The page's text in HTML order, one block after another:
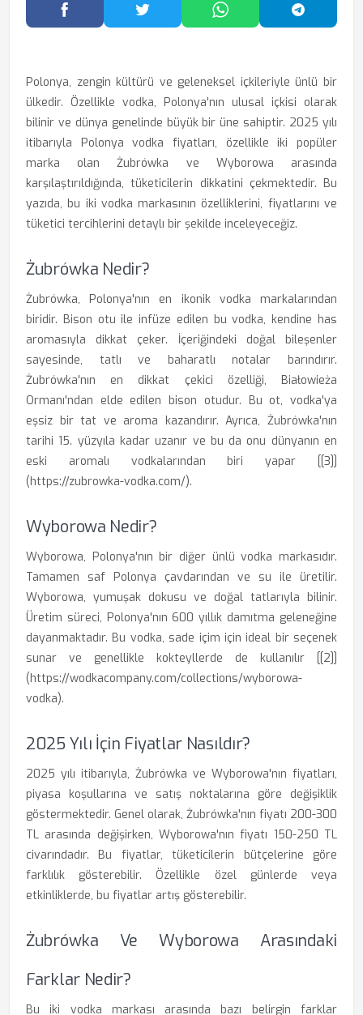
Facebook'ta PaylaşTwitter'da PaylaşWhatsApp'ta Paylaş
Polonya, zengin kültürü ve geleneksel içkileriyle ünlü bir
ülkedir. Özellikle vodka, Polonya'nın ulusal içkisi olarak
bilinir ve dünya genelinde büyük bir üne sahiptir. 2025 yılı
itibarıyla Polonya vodka fiyatları, özellikle iki popüler
marka olan Żubrówka ve Wyborowa arasında
karşılaştırıldığında, tüketicilerin dikkatini çekmektedir. Bu
yazıda, bu iki vodka markasının özelliklerini, fiyatlarını ve
tüketici tercihlerini detaylı bir şekilde inceleyeceğiz.
Żubrówka Nedir?
Żubrówka, Polonya'nın en ikonik vodka markalarından
biridir. Bison otu ile infüze edilen bu vodka, kendine has
aromasıyla dikkat çeker. İçeriğindeki doğal bileşenler
sayesinde, tatlı ve baharatlı notalar barındırır.
Żubrówka'nın en dikkat çekici özelliği, Białowieża
Ormanı'ndan elde edilen bison otudur. Bu ot, vodka'ya
eşsiz bir tat ve aroma kazandırır. Ayrıca, Żubrówka'nın
tarihi 15. yüzyıla kadar uzanır ve bu da onu dünyanın en
eski aromalı vodkalarından biri yapar [[3]]
(https://zubrowka-vodka.com/).
Wyborowa Nedir?
Wyborowa, Polonya'nın bir diğer ünlü vodka markasıdır.
Tamamen saf Polonya çavdarından ve su ile üretilir.
Wyborowa, yumuşak dokusu ve doğal tatlarıyla bilinir.
Üretim süreci, Polonya'nın 600 yıllık damıtma geleneğine
dayanmaktadır. Bu vodka, sade içim için ideal bir seçenek
sunar ve genellikle kokteyllerde de kullanılır [[2]]
(https://wodkacompany.com/collections/wyborowa-
vodka).
2025 Yılı İçin Fiyatlar Nasıldır?
2025 yılı itibarıyla, Żubrówka ve Wyborowa'nın fiyatları,
piyasa koşullarına ve satış noktalarına göre değişiklik
göstermektedir. Genel olarak, Żubrówka'nın fiyatı 200-300
TL arasında değişirken, Wyborowa'nın fiyatı 150-250 TL
civarındadır. Bu fiyatlar, tüketicilerin bütçelerine göre
farklılık gösterebilir. Özellikle özel günlerde veya
etkinliklerde, bu fiyatlar artış gösterebilir.
Żubrówka Ve Wyborowa Arasındaki
Farklar Nedir?
Bu iki vodka markası arasında bazı belirgin farklar